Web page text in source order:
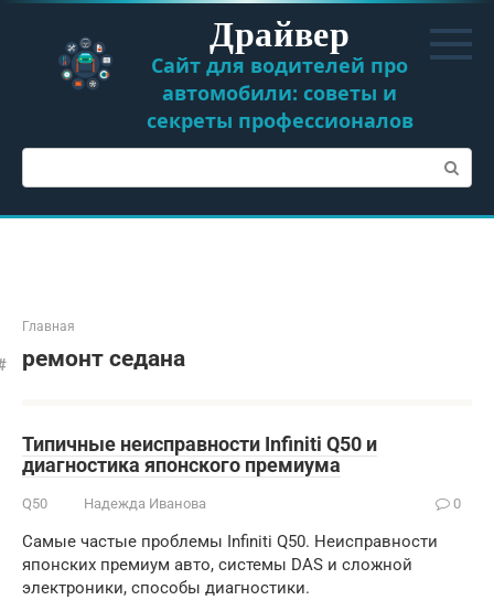
Перейти
контенту
Драйвер
Сайт для водителей про
автомобили: советы и
секреты профессионалов
Поиск:
Главная
ремонт седана
Типичные неисправности Infiniti Q50 и
диагностика японского премиума
Q50 Надежда Иванова 0
Самые частые проблемы Infiniti Q50. Неисправности
японских премиум авто, системы DAS и сложной
электроники, способы диагностики.